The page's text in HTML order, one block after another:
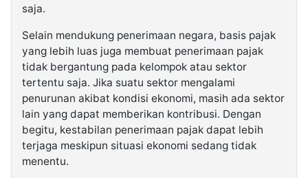
saja.
Selain mendukung penerimaan negara, basis pajak
yang lebih luas juga membuat penerimaan pajak
tidak bergantung pada kelompok atau sektor
tertentu saja. Jika suatu sektor mengalami
penurunan akibat kondisi ekonomi, masih ada sektor
lain yang dapat memberikan kontribusi. Dengan
begitu, kestabilan penerimaan pajak dapat lebih
terjaga meskipun situasi ekonomi sedang tidak
menentu.